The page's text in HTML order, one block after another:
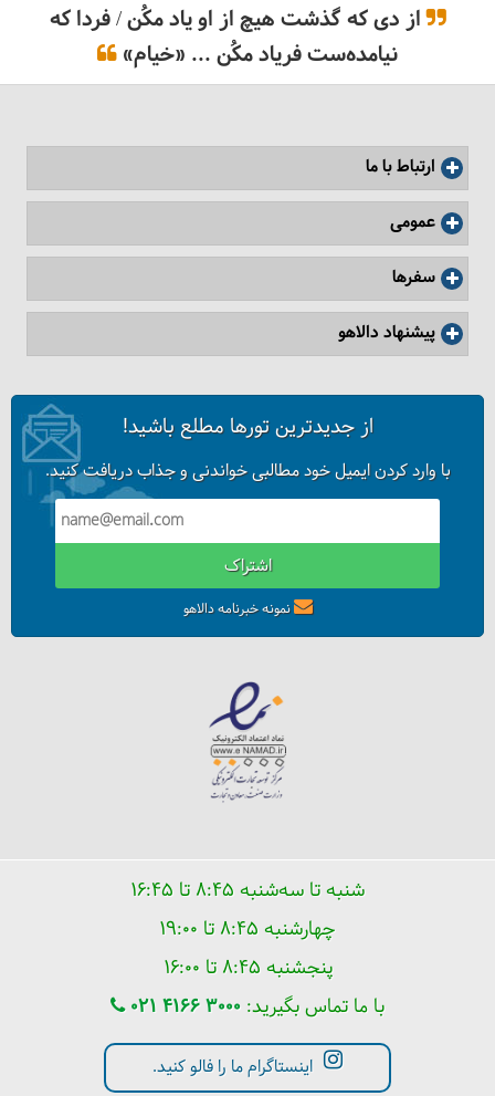
درباره شیراز: شهر شعر و عشق و تاریخ
از دی که گذشت هیچ از او یاد مکُن / فردا که
نیامده‌ست فریاد مکُن ... «خیام»
ارتباط با ما
عمومی
سفرها
پیشنهاد دالاهو
از جدیدترین تورها مطلع باشید!
با وارد کردن ایمیل خود مطالبی خواندنی و جذاب دریافت کنید.
اشتراک
نمونه خبرنامه دالاهو
شنبه تا سه‌شنبه ۸:۴۵ تا ۱۶:۴۵
چهارشنبه ۸:۴۵ تا ۱۹:۰۰
پنجشنبه ۸:۴۵ تا ۱۶:۰۰
با ما تماس بگیرید: 021 4166 3000
اینستاگرام ما را فالو کنید.